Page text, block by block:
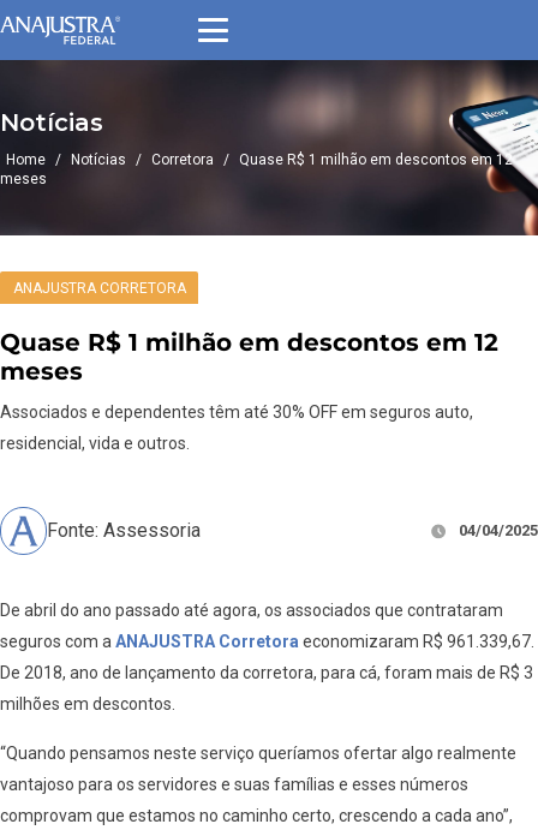
Notícias
Home / Notícias / Corretora / Quase R$ 1 milhão em descontos em 12
meses
ANAJUSTRA CORRETORA
Quase R$ 1 milhão em descontos em 12
meses
Associados e dependentes têm até 30% OFF em seguros auto,
residencial, vida e outros.
Fonte: Assessoria 04/04/2025
De abril do ano passado até agora, os associados que contrataram
seguros com a ANAJUSTRA Corretora economizaram R$ 961.339,67.
De 2018, ano de lançamento da corretora, para cá, foram mais de R$ 3
milhões em descontos.
“Quando pensamos neste serviço queríamos ofertar algo realmente
vantajoso para os servidores e suas famílias e esses números
comprovam que estamos no caminho certo, crescendo a cada ano”,